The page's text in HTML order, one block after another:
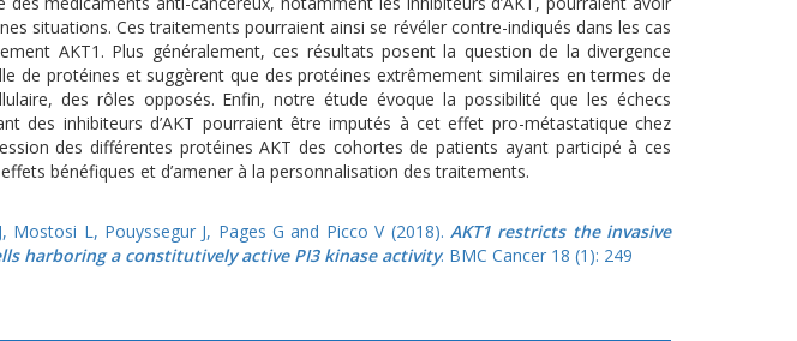
situations. Ces traitements pourraient ainsi se révéler contre-indiqués dans les cas
AKT1. Plus généralement, ces résultats posent la question de la divergence
de protéines et suggèrent que des protéines extrêmement similaires en termes de
des rôles opposés. Enfin, notre étude évoque la possibilité que les échecs
des inhibiteurs d’AKT pourraient être imputés à cet effet pro-métastatique chez
des différentes protéines AKT des cohortes de patients ayant participé à ces
bénéfiques et d’amener à la personnalisation des traitements.
L, Pouyssegur J, Pages G and Picco V (2018). AKT1 restricts the invasive
harboring a constitutively active PI3 kinase activity. BMC Cancer 18 (1): 249